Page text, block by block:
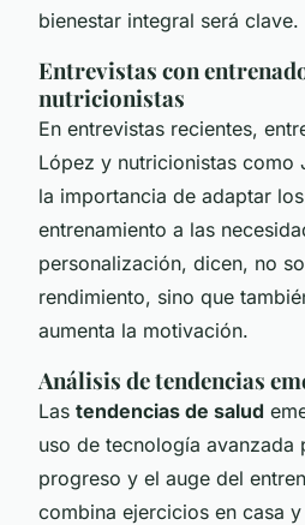
bienestar integral será clave.
Entrevistas con
nutricionistas
En entrevistas recientes,
López y nutricionistas como
la importancia de adaptar
entrenamiento a las
personalización, dicen, no
rendimiento, sino que
aumenta la motivación.
Análisis de tendencias
Las tendencias de salud
uso de tecnología avanzada
progreso y el auge del
combina ejercicios en casa